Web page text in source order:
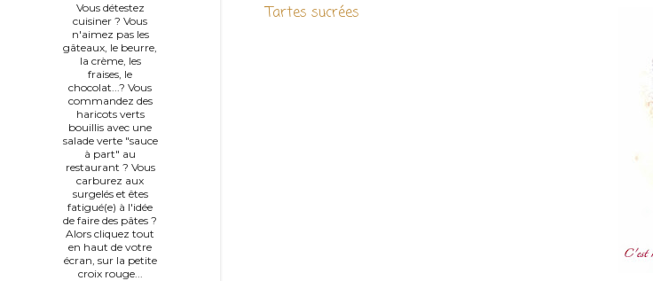
Tartes sucrées
Vous détestez
cuisiner ? Vous
n'aimez pas les
gâteaux, le beurre,
la crème, les
fraises, le
chocolat...? Vous
commandez des
haricots verts
bouillis avec une
salade verte "sauce
à part" au
restaurant ? Vous
carburez aux
surgelés et êtes
fatigué(e) à l'idée
de faire des pâtes ?
Alors cliquez tout
en haut de votre
écran, sur la petite
croix rouge...